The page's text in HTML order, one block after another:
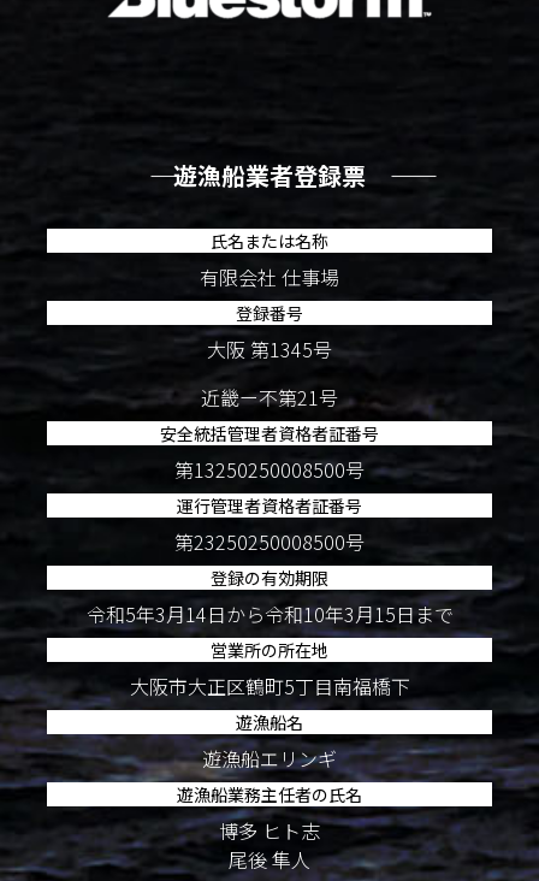
―― 遊漁船業者登録票 ――
氏名または名称
有限会社 仕事場
登録番号
大阪 第1345号
近畿ー不第21号
安全統括管理者資格者証番号
第13250250008500号
運行管理者資格者証番号
第23250250008500号
登録の有効期限
令和5年3月14日から令和10年3月15日まで
営業所の所在地
大阪市大正区鶴町5丁目南福橋下
遊漁船名
遊漁船エリンギ
遊漁船業務主任者の氏名
博多 ヒト志
尾後 隼人